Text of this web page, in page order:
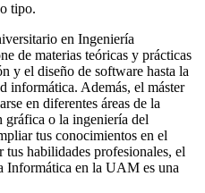
tipo.
en Ingeniería
de materias teóricas y prácticas
y el diseño de software hasta la
informática. Además, el máster
en diferentes áreas de la
gráfica o la ingeniería del
tus conocimientos en el
habilidades profesionales, el
Informática en la UAM es una